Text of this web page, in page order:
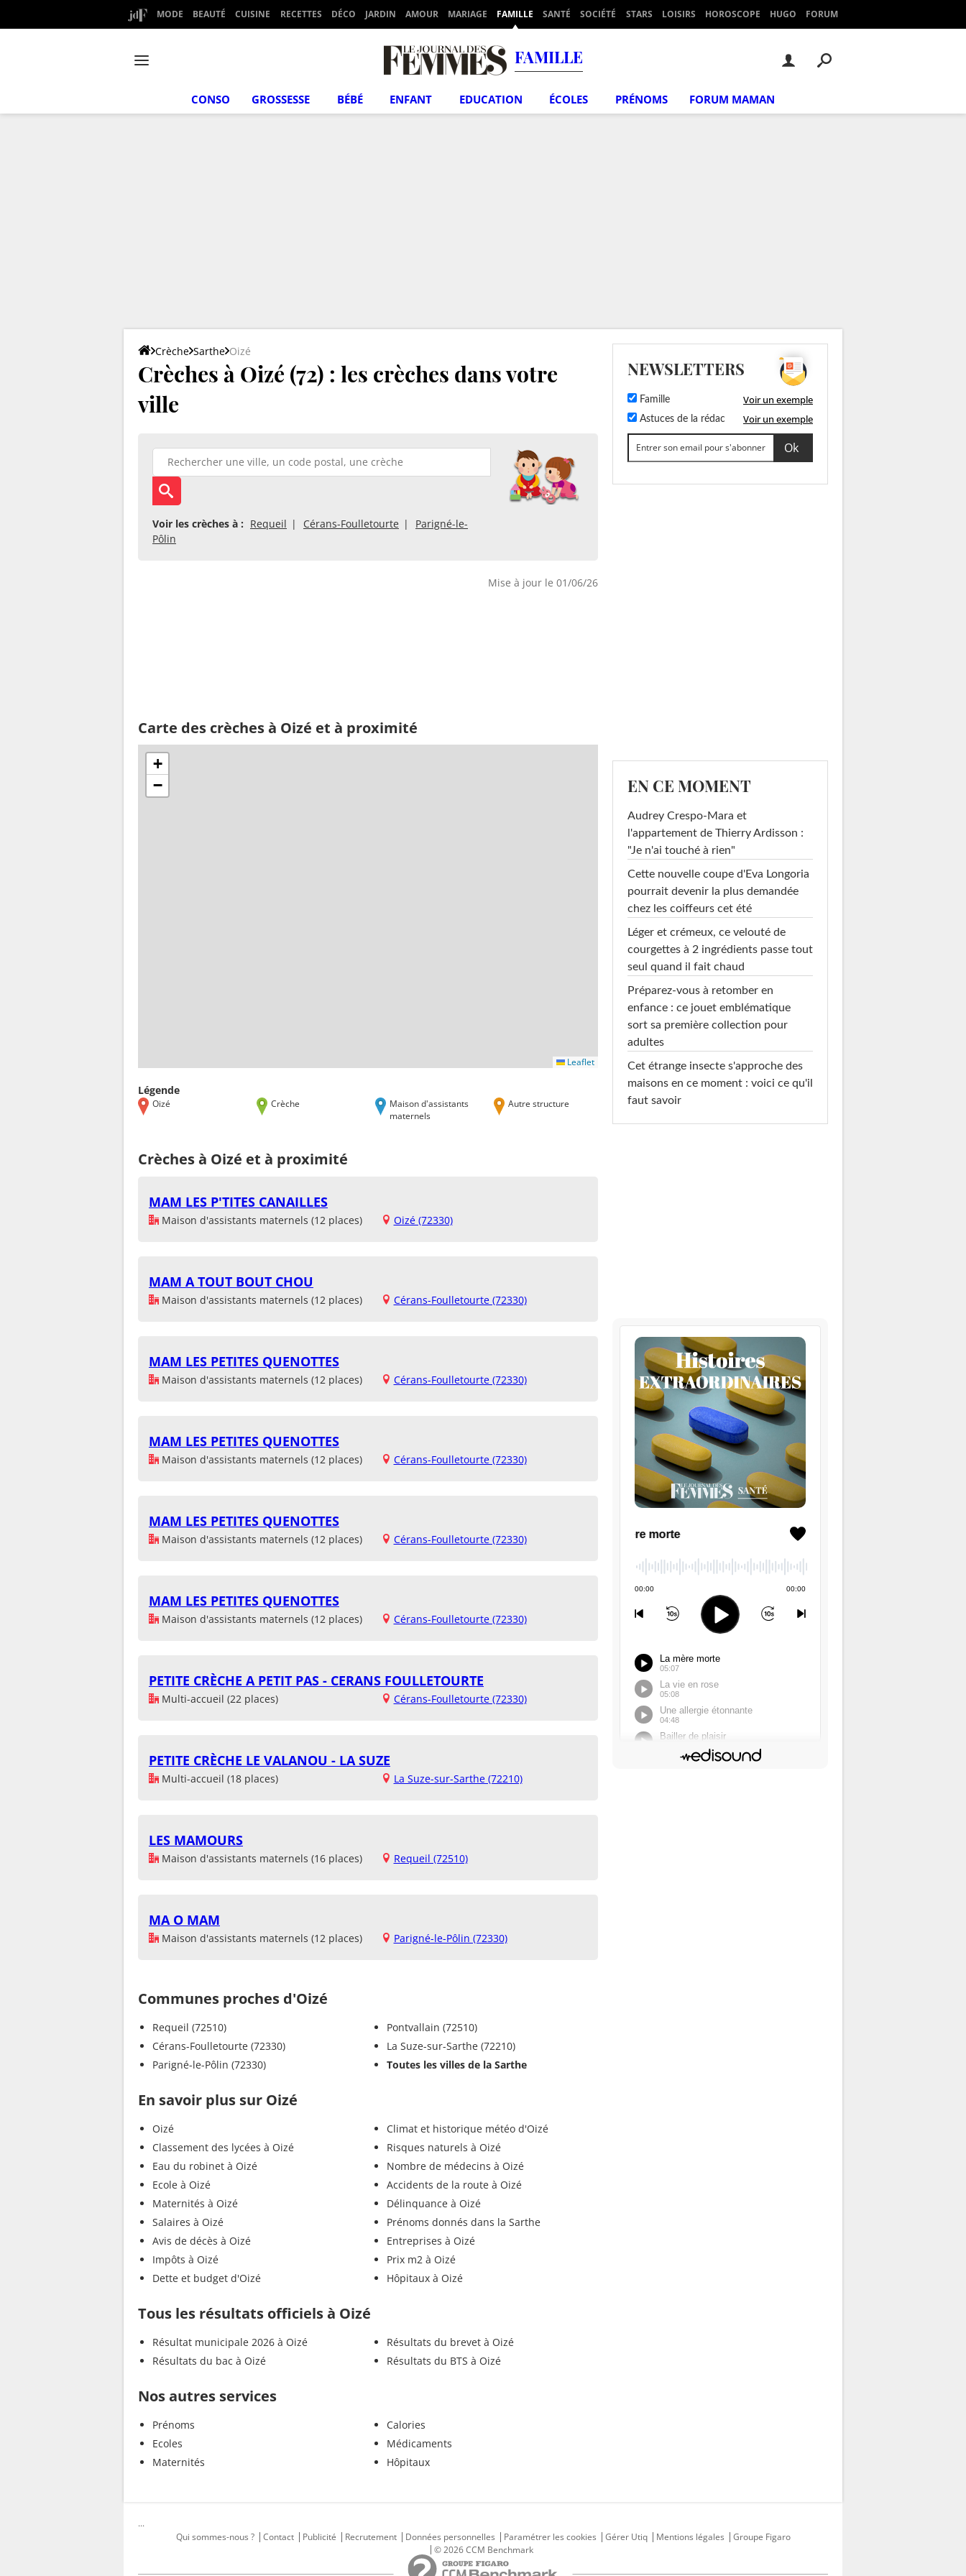
MODE BEAUTÉ CUISINE RECETTES DÉCO JARDIN AMOUR MARIAGE FAMILLE SANTÉ SOCIÉTÉ STARS LOISIRS HOROSCOPE HUGO FORUM
FAMILLE
CONSO GROSSESSE BÉBÉ ENFANT EDUCATION ÉCOLES PRÉNOMS FORUM MAMAN
Crèche Sarthe Oizé
Crèches à Oizé (72) : les crèches dans votre
ville
Voir les crèches à : Requeil Cérans-Foulletourte
Parigné-le-
Pôlin
Mise à jour le 01/06/26
Carte des crèches à Oizé et à proximité
+
−
Leaflet
Légende
Oizé Crèche
Maison d'assistants
maternels
Autre structure
Crèches à Oizé et à proximité
MAM LES P'TITES CANAILLES
Maison d'assistants maternels (12 places) Oizé (72330)
MAM A TOUT BOUT CHOU
Maison d'assistants maternels (12 places) Cérans-Foulletourte (72330)
MAM LES PETITES QUENOTTES
Maison d'assistants maternels (12 places) Cérans-Foulletourte (72330)
MAM LES PETITES QUENOTTES
Maison d'assistants maternels (12 places) Cérans-Foulletourte (72330)
MAM LES PETITES QUENOTTES
Maison d'assistants maternels (12 places) Cérans-Foulletourte (72330)
MAM LES PETITES QUENOTTES
Maison d'assistants maternels (12 places) Cérans-Foulletourte (72330)
PETITE CRÈCHE A PETIT PAS - CERANS FOULLETOURTE
Multi-accueil (22 places) Cérans-Foulletourte (72330)
PETITE CRÈCHE LE VALANOU - LA SUZE
Multi-accueil (18 places) La Suze-sur-Sarthe (72210)
LES MAMOURS
Maison d'assistants maternels (16 places) Requeil (72510)
MA O MAM
Maison d'assistants maternels (12 places) Parigné-le-Pôlin (72330)
Communes proches d'Oizé
Requeil (72510)
Cérans-Foulletourte (72330)
Parigné-le-Pôlin (72330)
Pontvallain (72510)
La Suze-sur-Sarthe (72210)
Toutes les villes de la Sarthe
En savoir plus sur Oizé
Oizé
Classement des lycées à Oizé
Eau du robinet à Oizé
Ecole à Oizé
Maternités à Oizé
Salaires à Oizé
Avis de décès à Oizé
Impôts à Oizé
Dette et budget d'Oizé
Climat et historique météo d'Oizé
Risques naturels à Oizé
Nombre de médecins à Oizé
Accidents de la route à Oizé
Délinquance à Oizé
Prénoms donnés dans la Sarthe
Entreprises à Oizé
Prix m2 à Oizé
Hôpitaux à Oizé
Tous les résultats officiels à Oizé
Résultat municipale 2026 à Oizé
Résultats du bac à Oizé
Résultats du brevet à Oizé
Résultats du BTS à Oizé
Nos autres services
Prénoms
Ecoles
Maternités
Calories
Médicaments
Hôpitaux
NEWSLETTERS
Famille Voir un exemple
Astuces de la rédac Voir un exemple
EN CE MOMENT
Audrey Crespo-Mara et
l'appartement de Thierry Ardisson :
"Je n'ai touché à rien"
Cette nouvelle coupe d'Eva Longoria
pourrait devenir la plus demandée
chez les coiffeurs cet été
Léger et crémeux, ce velouté de
courgettes à 2 ingrédients passe tout
seul quand il fait chaud
Préparez-vous à retomber en
enfance : ce jouet emblématique
sort sa première collection pour
adultes
Cet étrange insecte s'approche des
maisons en ce moment : voici ce qu'il
faut savoir
...
Qui sommes-nous ?
Contact Publicité Recrutement Données personnelles Paramétrer les cookies Gérer Utiq Mentions légales
Groupe Figaro
© 2026 CCM Benchmark